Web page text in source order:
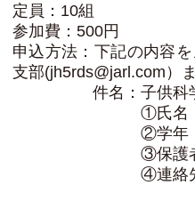
定員：10組
参加費：500円
申込方法：下記の内容
支部(jh5rds@jarl.com）
件名：子供科学
①氏名（フリ
②学年
③保護者氏名
④連絡先電